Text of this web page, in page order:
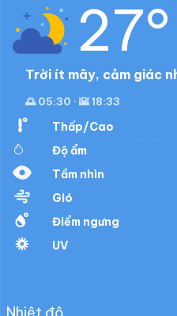
27°
Trời ít mây, cảm giác
🌅 05:30 · 🌇 18:33
Thấp/Cao
Độ ẩm
Tầm nhìn
Gió
Điểm ngưng
UV